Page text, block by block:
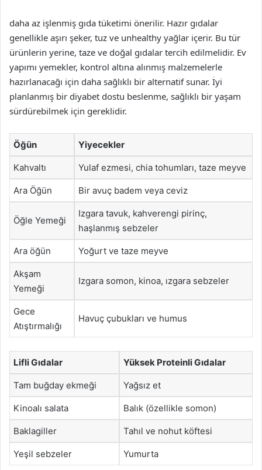
daha az işlenmiş gıda tüketimi önerilir. Hazır gıdalar
genellikle aşırı şeker, tuz ve unhealthy yağlar içerir. Bu tür
ürünlerin yerine, taze ve doğal gıdalar tercih edilmelidir. Ev
yapımı yemekler, kontrol altına alınmış malzemelerle
hazırlanacağı için daha sağlıklı bir alternatif sunar. İyi
planlanmış bir diyabet dostu beslenme, sağlıklı bir yaşam
sürdürebilmek için gereklidir.
Öğün Yiyecekler
Kahvaltı Yulaf ezmesi, chia tohumları, taze meyve
Ara Öğün Bir avuç badem veya ceviz
Öğle Yemeği
Izgara tavuk, kahverengi pirinç,
haşlanmış sebzeler
Ara öğün Yoğurt ve taze meyve
Akşam
Yemeği
Izgara somon, kinoa, ızgara sebzeler
Gece
Atıştırmalığı
Havuç çubukları ve humus
Lifli Gıdalar Yüksek Proteinli Gıdalar
Tam buğday ekmeği Yağsız et
Kinoalı salata Balık (özellikle somon)
Baklagiller Tahıl ve nohut köftesi
Yeşil sebzeler Yumurta